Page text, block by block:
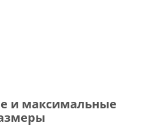
и максимальные